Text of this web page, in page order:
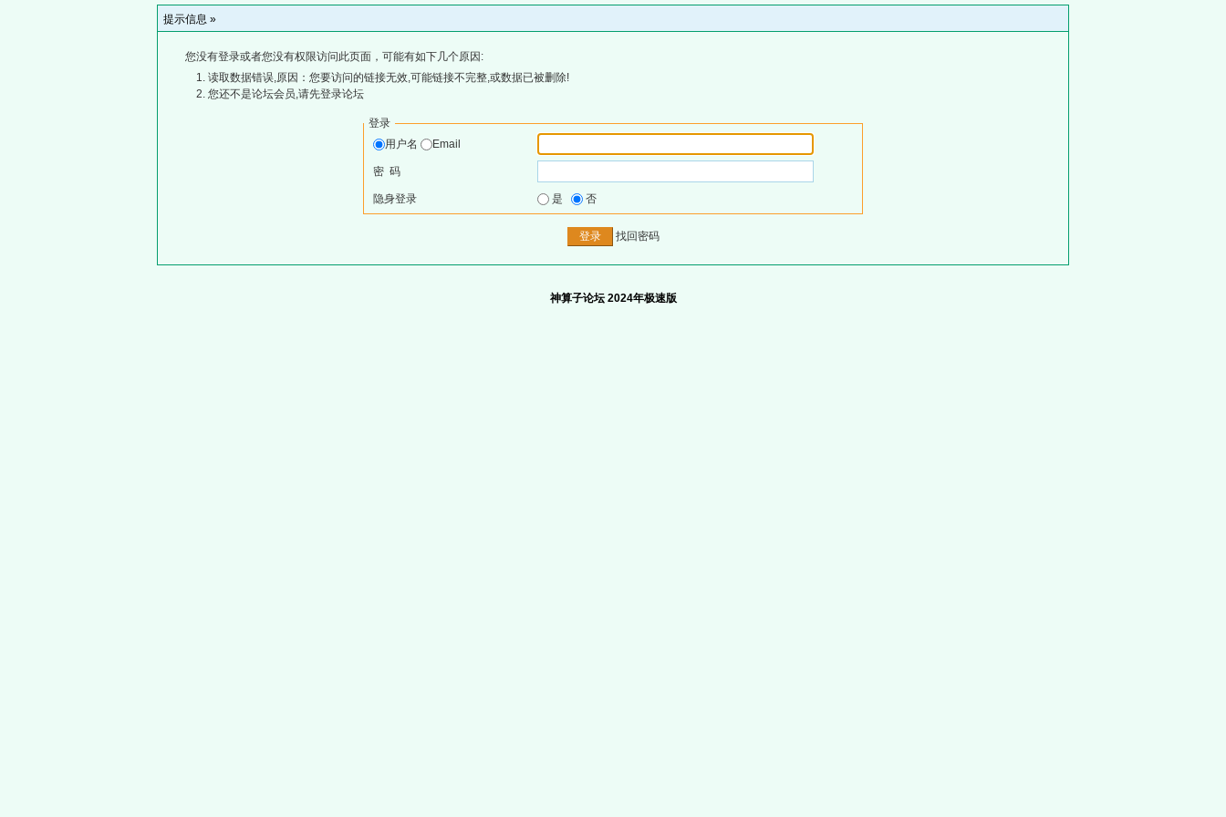
提示信息 »
您没有登录或者您没有权限访问此页面，可能有如下几个原因:
读取数据错误,原因：您要访问的链接无效,可能链接不完整,或数据已被删除!
您还不是论坛会员,请先登录论坛
登录
用户名
Email
密 码
隐身登录 是 否
找回密码
神算子论坛 2024年极速版